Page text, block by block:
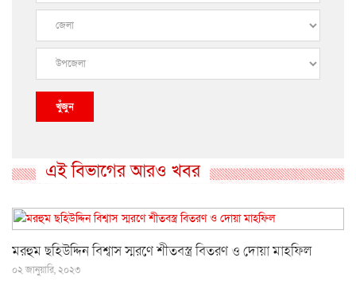
খুঁজুন
এই বিভাগের আরও খবর
মরহুম ছহিউদ্দিন বিশ্বাস স্মরণে শীতবস্ত্র বিতরণ ও দোয়া মাহফিল
০২ জানুয়ারি, ২০২৩